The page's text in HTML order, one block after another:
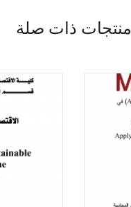
منتجات ذات صلة